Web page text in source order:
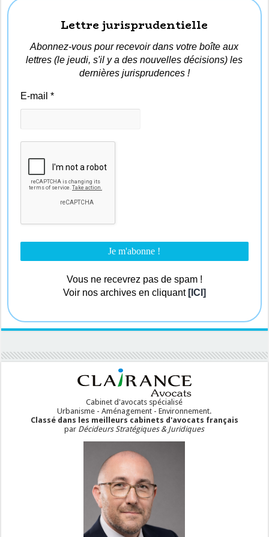
Lettre jurisprudentielle
Abonnez-vous pour recevoir dans votre boîte aux
lettres (le jeudi, s'il y a des nouvelles décisions) les
dernières jurisprudences !
E-mail*
Vous ne recevrez pas de spam !
Voir nos archives en cliquant [ICI]
Cabinet d'avocats spécialisé
Urbanisme - Aménagement - Environnement.
Classé dans les meilleurs cabinets d'avocats français
par Décideurs Stratégiques & Juridiques